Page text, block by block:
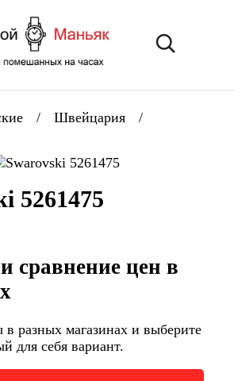
/ Швейцария
/
5261475
сравнение цен в
разных магазинах и выберите
для себя вариант.